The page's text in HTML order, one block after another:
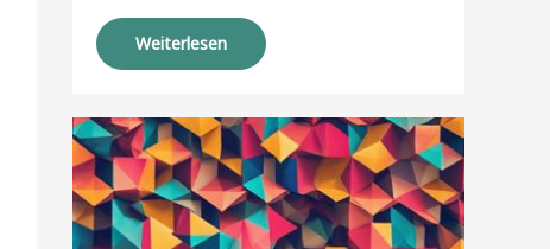
Weiterlesen